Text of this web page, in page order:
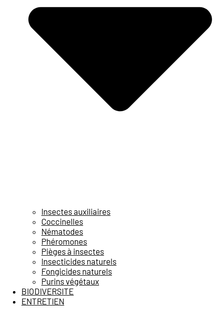
Insectes auxiliaires
Coccinelles
Nématodes
Phéromones
Pièges à insectes
Insecticides naturels
Fongicides naturels
Purins végétaux
BIODIVERSITE
ENTRETIEN